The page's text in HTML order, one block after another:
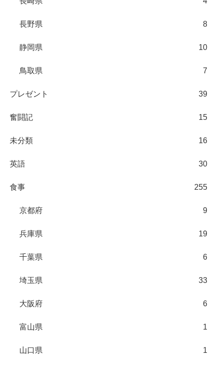
長野県 8
静岡県 10
鳥取県 7
プレゼント 39
奮闘記 15
未分類 16
英語 30
食事 255
京都府 9
兵庫県 19
千葉県 6
埼玉県 33
大阪府 6
富山県 1
山口県 1